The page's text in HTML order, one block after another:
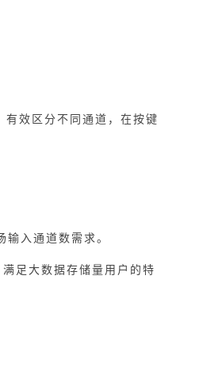
效区分不同通道，在按键
入通道数需求。
足大数据存储量用户的特